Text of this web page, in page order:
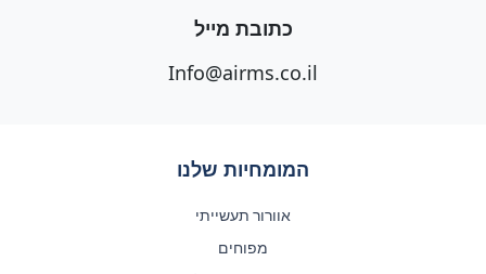
כתובת מייל
Info@airms.co.il
המומחיות שלנו
אוורור תעשייתי
מפוחים